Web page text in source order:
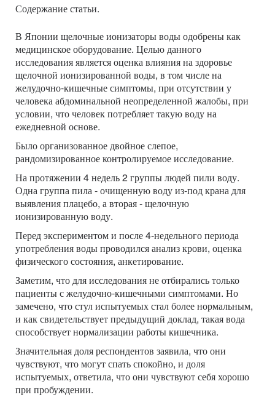
Содержание статьи.
В Японии щелочные ионизаторы воды одобрены как
медицинское оборудование. Целью данного
исследования является оценка влияния на здоровье
щелочной ионизированной воды, в том числе на
желудочно-кишечные симптомы, при отсутствии у
человека абдоминальной неопределенной жалобы, при
условии, что человек потребляет такую воду на
ежедневной основе.
Было организованное двойное слепое,
рандомизированное контролируемое исследование.
На протяжении 4 недель 2 группы людей пили воду.
Одна группа пила - очищенную воду из-под крана для
выявления плацебо, а вторая - щелочную
ионизированную воду.
Перед экспериментом и после 4-недельного периода
употребления воды проводился анализ крови, оценка
физического состояния, анкетирование.
Заметим, что для исследования не отбирались только
пациенты с желудочно-кишечными симптомами. Но
замечено, что стул испытуемых стал более нормальным,
и как свидетельствует предыдущий доклад, такая вода
способствует нормализации работы кишечника.
Значительная доля респондентов заявила, что они
чувствуют, что могут спать спокойно, и доля
испытуемых, ответила, что они чувствуют себя хорошо
при пробуждении.